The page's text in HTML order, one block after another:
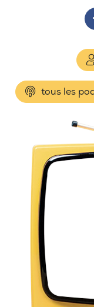
tous les